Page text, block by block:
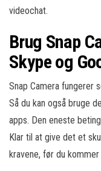
videochat.
Brug Snap
Skype og
Snap Camera fungerer
Så du kan også bruge
apps. Den eneste
Klar til at give det et
kravene, før du kommer